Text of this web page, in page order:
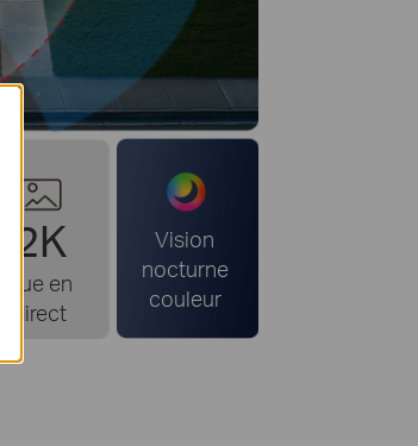
2K
Vue en
direct
Vision
nocturne
couleur